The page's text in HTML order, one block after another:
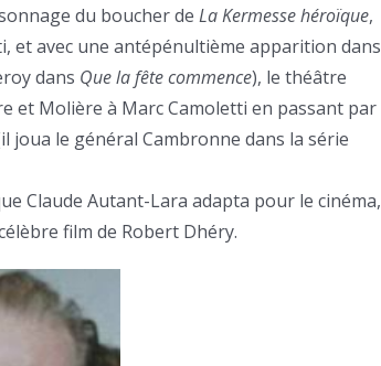
du boucher de La Kermesse héroïque,
et avec une antépénultième apparition dans
dans Que la fête commence), le théâtre
et Molière à Marc Camoletti en passant par
joua le général Cambronne dans la série
Claude Autant-Lara adapta pour le cinéma,
film de Robert Dhéry.